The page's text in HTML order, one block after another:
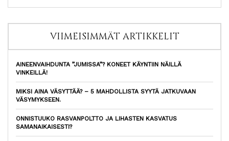
VIIMEISIMMÄT ARTIKKELIT
AINEENVAIHDUNTA ”JUMISSA”? KONEET KÄYNTIIN NÄILLÄ
VINKEILLÄ!
MIKSI AINA VÄSYTTÄÄ? – 5 MAHDOLLISTA SYYTÄ JATKUVAAN
VÄSYMYKSEEN.
ONNISTUUKO RASVANPOLTTO JA LIHASTEN KASVATUS
SAMANAIKAISESTI?